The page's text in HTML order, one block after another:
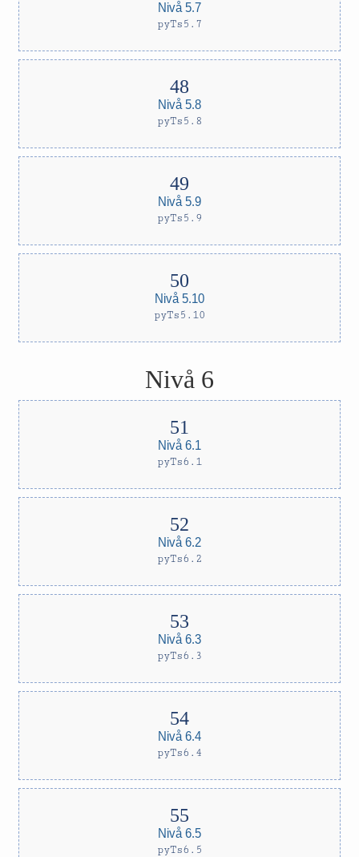
Nivå 5.7
pyTs5.7
Nivå 5.8
pyTs5.8
Nivå 5.9
pyTs5.9
Nivå 5.10
pyTs5.10
Nivå 6
Nivå 6.1
pyTs6.1
Nivå 6.2
pyTs6.2
Nivå 6.3
pyTs6.3
Nivå 6.4
pyTs6.4
Nivå 6.5
pyTs6.5